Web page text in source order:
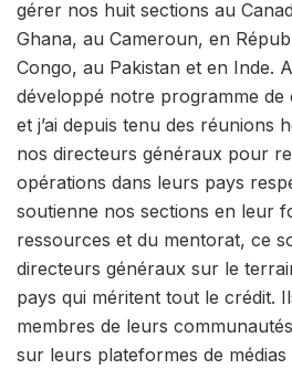
gérer nos huit sections au
Ghana, au Cameroun, en
Congo, au Pakistan et en Inde.
développé notre programme
et j’ai depuis tenu des réunions
nos directeurs généraux pour
opérations dans leurs pays
soutienne nos sections en leur
ressources et du mentorat, ce
directeurs généraux sur le
pays qui méritent tout le crédit.
membres de leurs
sur leurs plateformes de